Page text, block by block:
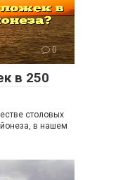
0
в 250
столовых
в нашем